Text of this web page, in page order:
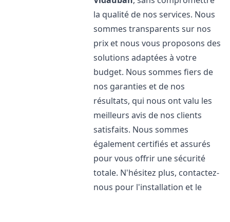
la qualité de nos services. Nous
sommes transparents sur nos
prix et nous vous proposons des
solutions adaptées à votre
budget. Nous sommes fiers de
nos garanties et de nos
résultats, qui nous ont valu les
meilleurs avis de nos clients
satisfaits. Nous sommes
également certifiés et assurés
pour vous offrir une sécurité
totale. N'hésitez plus, contactez-
nous pour l'installation et le